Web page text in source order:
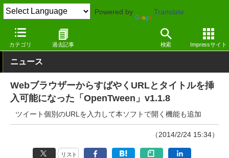
Powered by Translate
カテゴリ 過去記事 検索 Impressサイト
窓の杜 インターネット Windows
ニュース
WebブラウザーからすばやくURLとタイトルを挿
入可能になった「OpenTween」v1.1.8
ツイート個別のURLを入力して本ソフトで開く機能も追加
（2014/2/24 15:34）
リスト